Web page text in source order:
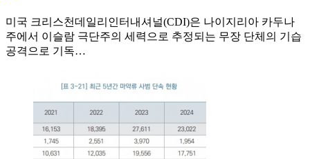
미국 크리스천데일리인터내셔널(CDI)은 나이지리아 카두나
주에서 이슬람 극단주의 세력으로 추정되는 무장 단체의 기습
공격으로 기독…